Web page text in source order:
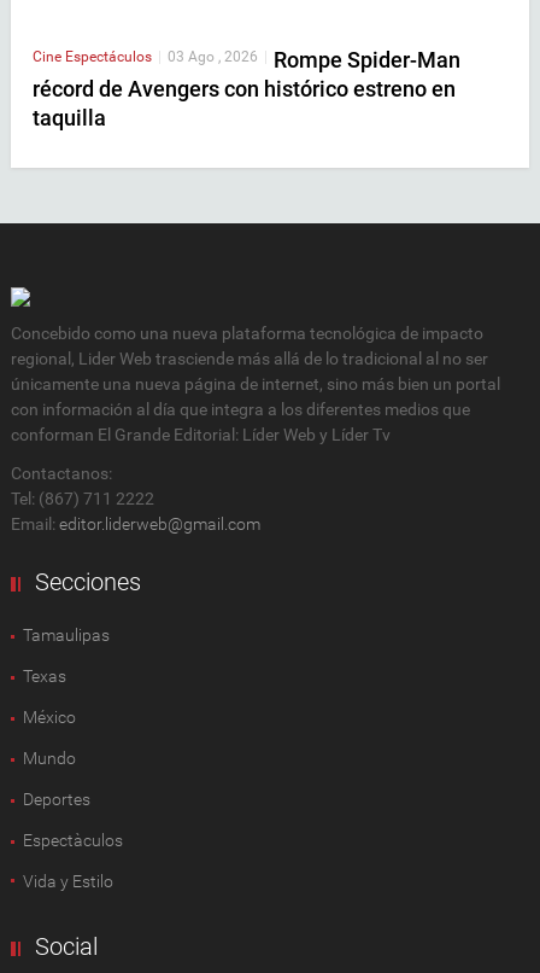
Cine Espectáculos 03 Ago , 2026
Rompe Spider-Man
récord de Avengers con histórico estreno en
taquilla
Concebido como una nueva plataforma tecnológica de impacto
regional, Lider Web trasciende más allá de lo tradicional al no ser
únicamente una nueva página de internet, sino más bien un portal
con información al día que integra a los diferentes medios que
conforman El Grande Editorial: Líder Web y Líder Tv
Contactanos:
Tel: (867) 711 2222
Email: editor.liderweb@gmail.com
Secciones
Tamaulipas
Texas
México
Mundo
Deportes
Espectàculos
Vida y Estilo
Social